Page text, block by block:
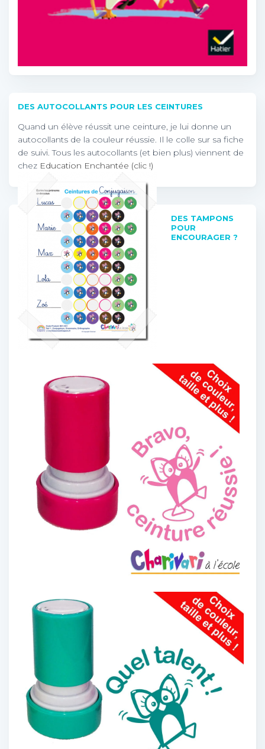
DES AUTOCOLLANTS POUR LES CEINTURES
Quand un élève réussit une ceinture, je lui donne un
autocollants de la couleur réussie. Il le colle sur sa fiche
de suivi. Tous les autocollants (et bien plus) viennent de
chez Education Enchantée (clic !)
DES TAMPONS
POUR
ENCOURAGER ?